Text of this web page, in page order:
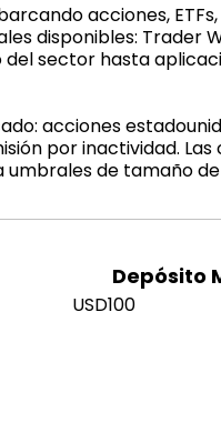
acciones,
disponibles: Trader
sector hasta
acciones
por inactividad.
umbrales de tamaño
Depósito
USD100